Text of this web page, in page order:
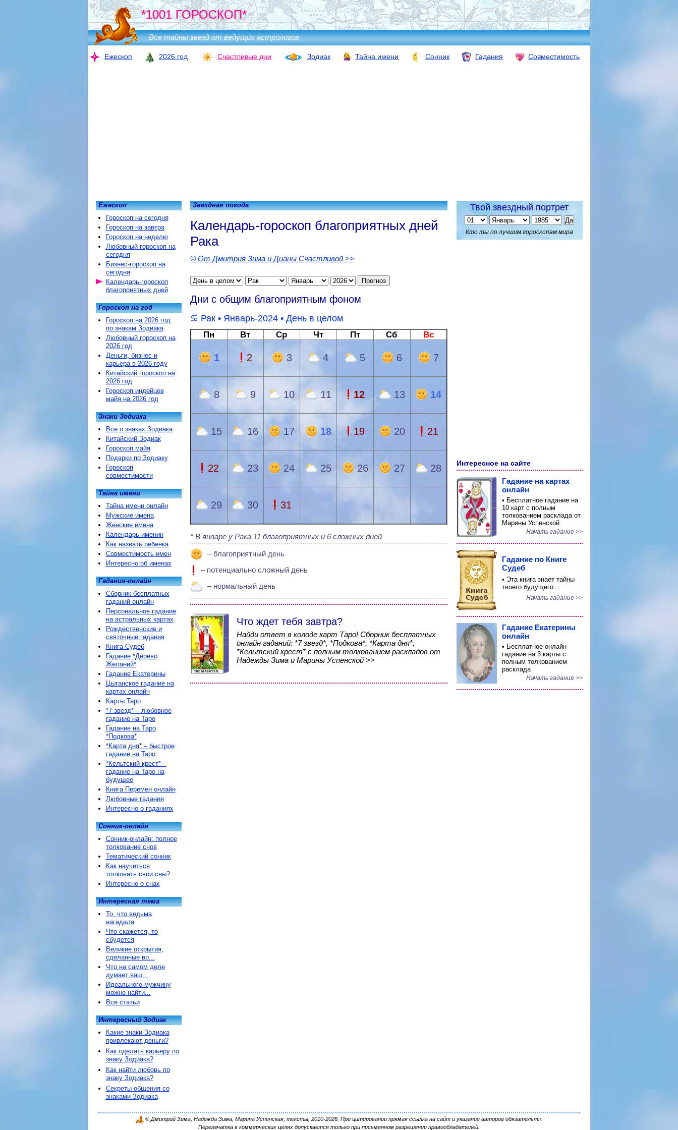
*1001 ГОРОСКОП*
Все тайны звезд от ведущих астрологов
Ежескоп 2026 год Счастливые дни Зодиак Тайна имени Сонник Гадания Совместимость
Звездная погода
Календарь-гороскоп благоприятных дней
Рака
© От Дмитрия Зима и Дианы Счастливой >>
Дни с общим благоприятным фоном
Рак• Январь-2024 • День в целом
Пн Вт Ср Чт Пт Сб Вс
1 2 3 4 5 6 7
8 9 10 11 12 13 14
15 16 17 18 19 20 21
22 23 24 25 26 27 28
29 30 31
В январе у Рака 11 благоприятных и 6 сложных дней
– благоприятный день
– потенциально сложный день
– нормальный день
Что ждет тебя завтра?
Найди ответ в колоде карт Таро! Сборник бесплатных
онлайн гаданий: *7 звезд*, *Подкова*, *Карта дня*,
*Кельтский крест* с полным толкованием раскладов от
Надежды Зима и Марины Успенской >>
Ежескоп
Гороскоп на сегодня
Гороскоп на завтра
Гороскоп на неделю
Любовный гороскоп на
сегодня
Бизнес-гороскоп на
сегодня
Календарь-гороскоп
благоприятных дней
Гороскоп на год
Гороскоп на 2026 год
по знакам Зодиака
Любовный гороскоп на
2026 год
Деньги, бизнес и
карьера в 2026 году
Китайский гороскоп на
2026 год
Гороскоп индейцев
майя на 2026 год
Знаки Зодиака
Все о знаках Зодиака
Китайский Зодиак
Гороскоп майя
Подарки по Зодиаку
Гороскоп
совместимости
Тайна имени
Тайна имени онлайн
Мужские имена
Женские имена
Календарь именин
Как назвать ребенка
Совместимость имен
Интересно об именах
Гадания-онлайн
Сборник бесплатных
гаданий онлайн
Персональное гадание
на астральных картах
Рождественские и
святочные гадания
Книга Судеб
Гадание *Дерево
Желаний*
Гадание Екатерины
Цыганское гадание на
картах онлайн
Карты Таро
*7 звезд* – любовное
гадание на Таро
Гадание на Таро
*Подкова*
*Карта дня* – быстрое
гадание на Таро
*Кельтский крест* –
гадание на Таро на
будущее
Книга Перемен онлайн
Любовные гадания
Интересно о гаданиях
Сонник-онлайн
Сонник-онлайн: полное
толкование снов
Тематический сонник
Как научиться
толковать свои сны?
Интересно о снах
Интересная тема
То, что ведьма
нагадала
Что скажется, то
сбудется
Великие открытия,
сделанные во...
Что на самом деле
думает ваш...
Идеального мужчину
можно найти...
Все статьи
Интересный Зодиак
Какие знаки Зодиака
привлекают деньги?
Как сделать карьеру по
знаку Зодиака?
Как найти любовь по
знаку Зодиака?
Секреты общения со
знаками Зодиака
Твой звездный портрет
Кто ты по лучшим гороскопам мира
Интересное на сайте
Гадание на картах
онлайн
• Бесплатное гадание на
10 карт с полным
толкованием расклада от
Марины Успенской
Начать гадание >>
Гадание по Книге
Судеб
• Эта книга знает тайны
твоего будущего...
Начать гадание >>
Гадание Екатерины
онлайн
• Бесплатное онлайн-
гадание на 3 карты с
полным толкованием
расклада
Начать гадание >>
© Дмитрий Зима, Надежда Зима, Марина Успенская, тексты, 2010-2026. При цитировании прямая ссылка на сайт и указание авторов обязательны.
Перепечатка в коммерческих целях допускается только при письменном разрешении правообладателей.